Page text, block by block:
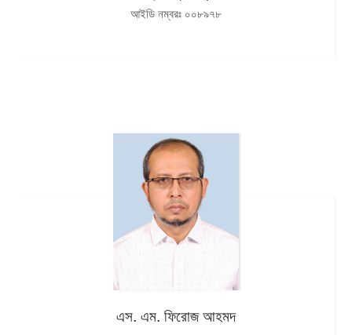
আইডি নম্বরঃ ০০৮৯৭৮
এস. এম. ফিরোজ আহমদ